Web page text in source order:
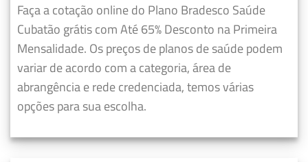
Faça a cotação online do Plano Bradesco Saúde
Cubatão grátis com Até 65% Desconto na Primeira
Mensalidade. Os preços de planos de saúde podem
variar de acordo com a categoria, área de
abrangência e rede credenciada, temos várias
opções para sua escolha.